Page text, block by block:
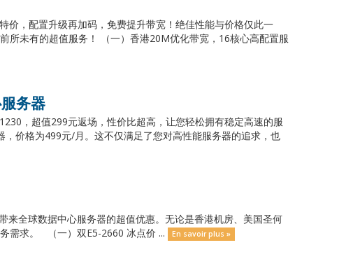
，配置升级再加码，免费提升带宽！绝佳性能与价格仅此一
所未有的超值服务！ （一）香港20M优化带宽，16核心高配置服
务器
，超值299元返场，性价比超高，让您轻松拥有稳定高速的服
价格为499元/月。这不仅满足了您对高性能服务器的追求，也
全球数据中心服务器的超值优惠。无论是香港机房、美国圣何
需求。 （一）双E5-2660 冰点价 ...
En savoir plus »